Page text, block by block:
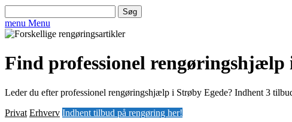
efter:
menu Menu
Find professionel rengøringshjælp
Leder du efter professionel rengøringshjælp i Strøby Egede? Indhent 3
Privat Erhverv Indhent tilbud på rengøring her!